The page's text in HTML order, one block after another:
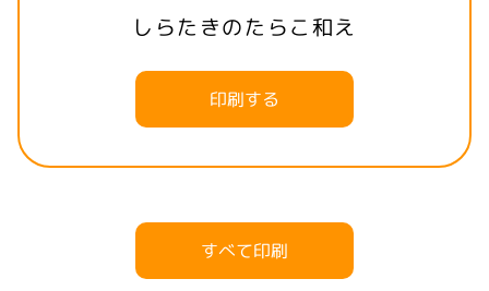
しらたきのたらこ和え
印刷する
すべて印刷